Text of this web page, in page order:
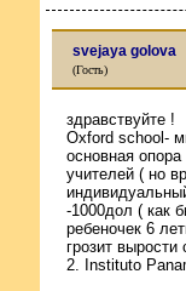
svejaya golova
(Гость)
здравствуйте !
Oxford school-
основная
учителей ( но
-1000дол ( как
ребеночек 6
грозит
2. Instituto